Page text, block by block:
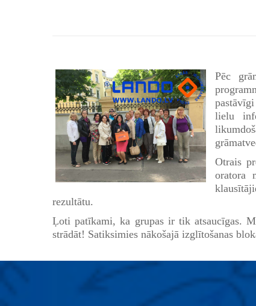
Pēc
lielu
Otrais
oratora
rezultātu.
Ļoti patīkami, ka grupas ir tik atsaucīgas.
strādāt! Satiksimies nākošajā izglītošanas